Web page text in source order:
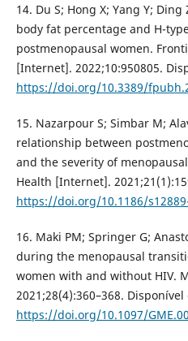
14. Du S; Hong X; Yang Y;
body fat percentage and H-
postmenopausal women.
[Internet]. 2022;10:950805.
https://doi.org/10.3389/
15. Nazarpour S; Simbar M;
relationship between
and the severity of
Health [Internet].
https://doi.org/10.1186/
16. Maki PM; Springer G;
during the menopausal
women with and without HIV.
2021;28(4):360–368. Disponível
https://doi.org/10.1097/